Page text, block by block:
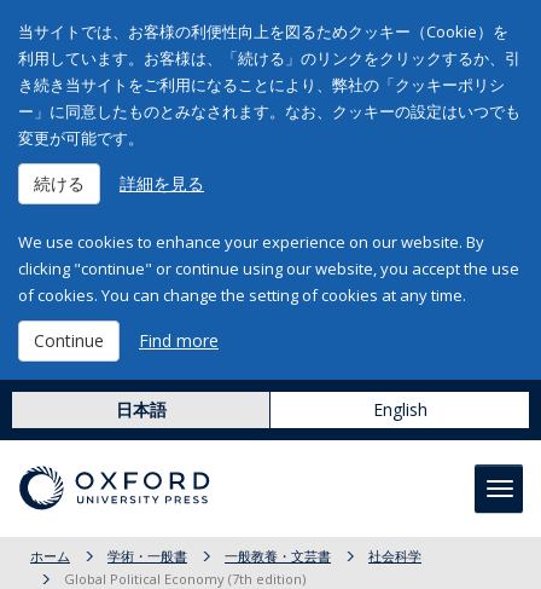
当サイトでは、お客様の利便性向上を図るためクッキー（Cookie）を
利用しています。お客様は、「続ける」のリンクをクリックするか、引
き続き当サイトをご利用になることにより、弊社の「クッキーポリシ
ー」に同意したものとみなされます。なお、クッキーの設定はいつでも
変更が可能です。
続ける 詳細を見る
We use cookies to enhance your experience on our website. By
clicking "continue" or continue using our website, you accept the use
of cookies. You can change the setting of cookies at any time.
Continue Find more
日本語 English
ホーム 学術・一般書 一般教養・文芸書
社会科学
Global Political Economy (7th edition)